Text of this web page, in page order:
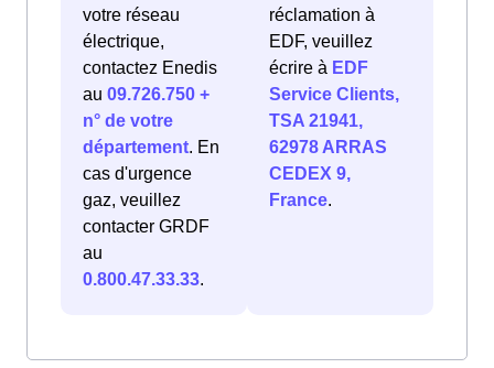
votre réseau
électrique,
contactez Enedis
au 09.726.750 +
n° de votre
département. En
cas d'urgence
gaz, veuillez
contacter GRDF
au
0.800.47.33.33.
réclamation à
EDF, veuillez
écrire à EDF
Service Clients,
TSA 21941,
62978 ARRAS
CEDEX 9,
France.